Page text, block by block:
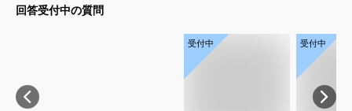
回答受付中の質問
受付中 受付中